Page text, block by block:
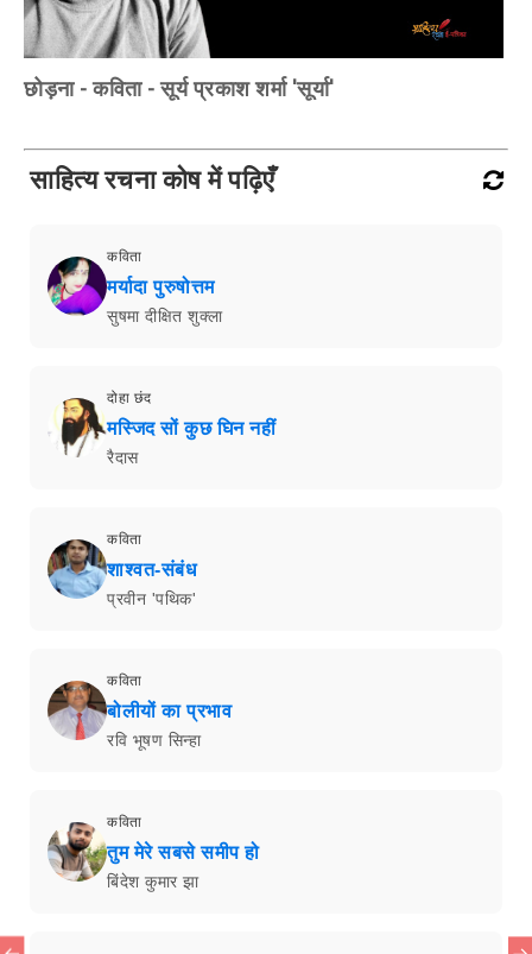
छोड़ना - कविता - सूर्य प्रकाश शर्मा 'सूर्या'
साहित्य रचना कोष में पढ़िएँ
कविता
मर्यादा पुरुषोत्तम
सुषमा दीक्षित शुक्ला
दोहा छंद
मस्जिद सों कुछ घिन नहीं
रैदास
कविता
शाश्वत-संबंध
प्रवीन 'पथिक'
कविता
बोलीयों का प्रभाव
रवि भूषण सिन्हा
कविता
तुम मेरे सबसे समीप हो
बिंदेश कुमार झा